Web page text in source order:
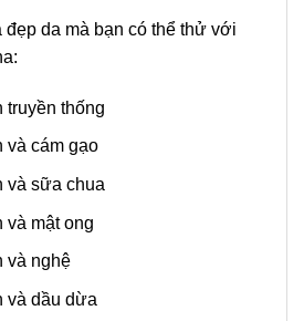
đẹp da mà bạn có thể thử với
truyền thống
và cám gạo
và sữa chua
và mật ong
và nghệ
và dầu dừa